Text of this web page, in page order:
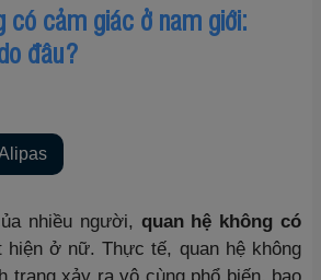
có cảm giác ở nam giới:
đâu?
nhiều người, quan hệ không có
hiện ở nữ. Thực tế, quan hệ không